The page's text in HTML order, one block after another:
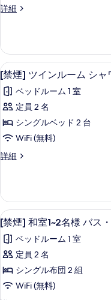
す
あ
ス
共
用
の
す
べ
の
真
を
表
示
す
る
レ
ス
共
用
の
詳
細
ー
ト
イ
レ
あ
り、
バ
ス
共
す
べ
て
の
写
真
詳細
[禁
ン
ル
ー
ム
ト
イ
あ
り、
ス
詳
細
[禁
煙]
ツ
イ
ン
ー
シ
ャ
ワ
ー
あ
り、
バ
9
[禁煙] ツインルーム シ
ベッドルーム 1 室
定員 2 名
シングルベッド 2 台
WiFi (無料)
詳細
[禁
ン
ル
ー
ム
シ
ャ
ー
あ
[禁
煙]
和
室
1~2
名
5
[禁煙] 和室1~2名様 バス
ベッドルーム 1 室
定員 2 名
シングル布団 2 組
WiFi (無料)